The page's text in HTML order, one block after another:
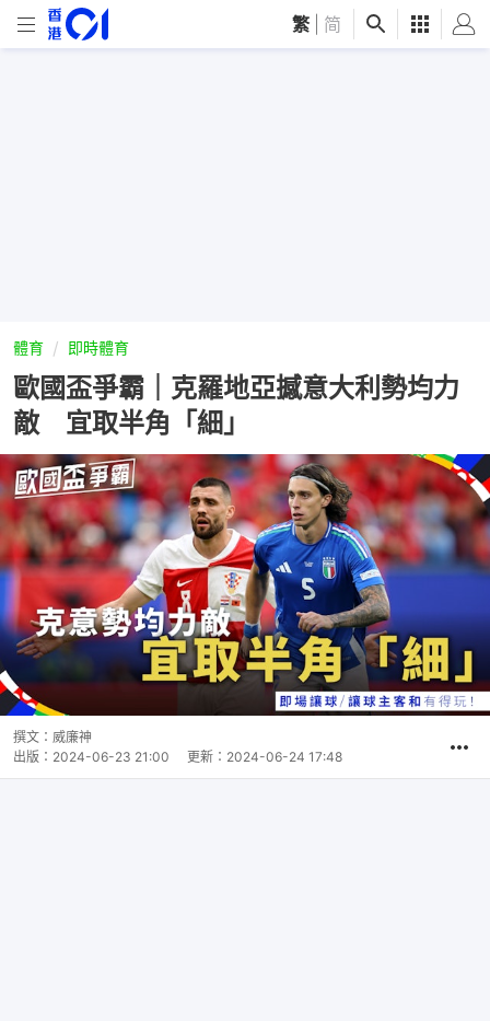
繁 简
體育 即時體育
歐國盃爭霸｜克羅地亞撼意大利勢均力
敵 宜取半角「細」
撰文： 威廉神
出版： 2024-06-23 21:00 更新： 2024-06-24 17:48